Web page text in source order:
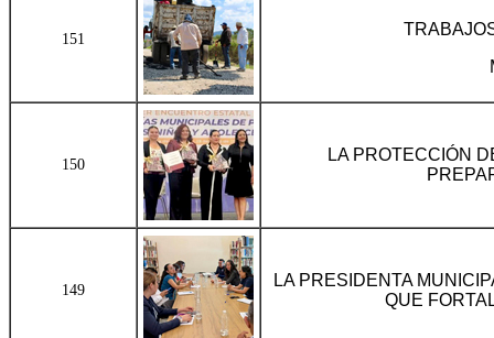
151
150
LA PROTECCIÓN
149
LA PRESIDENTA
QUE